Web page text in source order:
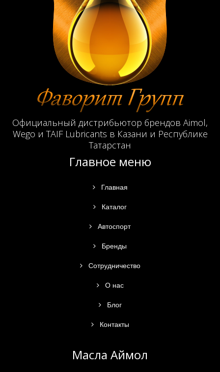
Официальный дистрибьютор брендов Aimol,
Wego и TAIF Lubricants в Казани и Республике
Татарстан
Главное меню
Главная
Каталог
Автоспорт
Бренды
Сотрудничество
О нас
Блог
Контакты
Масла Аймол